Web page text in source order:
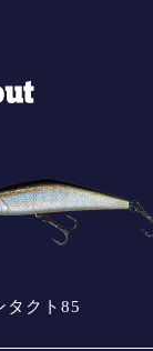
タクト85